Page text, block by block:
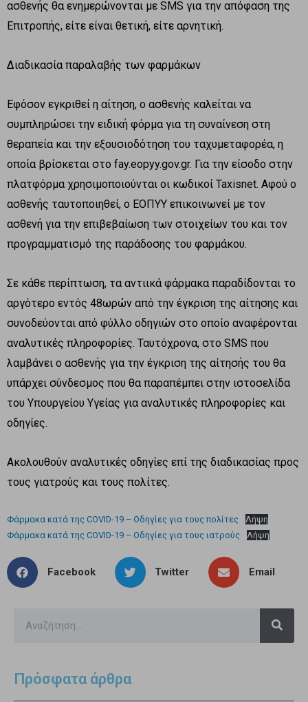
ασθενής θα ενημερώνονται με SMS για την απόφαση της
Επιτροπής, είτε είναι θετική, είτε αρνητική.
Διαδικασία παραλαβής των φαρμάκων
Εφόσον εγκριθεί η αίτηση, ο ασθενής καλείται να
συμπληρώσει την ειδική φόρμα για τη συναίνεση στη
θεραπεία και την εξουσιοδότηση του ταχυμεταφορέα, η
οποία βρίσκεται στο fay.eopyy.gov.gr. Για την είσοδο στην
πλατφόρμα χρησιμοποιούνται οι κωδικοί Taxisnet. Αφού ο
ασθενής ταυτοποιηθεί, ο ΕΟΠΥΥ επικοινωνεί με τον
ασθενή για την επιβεβαίωση των στοιχείων του και τον
προγραμματισμό της παράδοσης του φαρμάκου.
Σε κάθε περίπτωση, τα αντιικά φάρμακα παραδίδονται το
αργότερο εντός 48ωρών από την έγκριση της αίτησης και
συνοδεύονται από φύλλο οδηγιών στο οποίο αναφέρονται
αναλυτικές πληροφορίες. Ταυτόχρονα, στο SMS που
λαμβάνει ο ασθενής για την έγκριση της αίτησής του θα
υπάρχει σύνδεσμος που θα παραπέμπει στην ιστοσελίδα
του Υπουργείου Υγείας για αναλυτικές πληροφορίες και
οδηγίες.
Ακολουθούν αναλυτικές οδηγίες επί της διαδικασίας προς
τους γιατρούς και τους πολίτες.
Φάρμακα κατά της COVID-19 – Οδηγίες για τους πολίτες
Λήψη
Φάρμακα κατά της COVID-19 – Οδηγίες για τους ιατρούς
Λήψη
Facebook Twitter Email
Πρόσφατα άρθρα